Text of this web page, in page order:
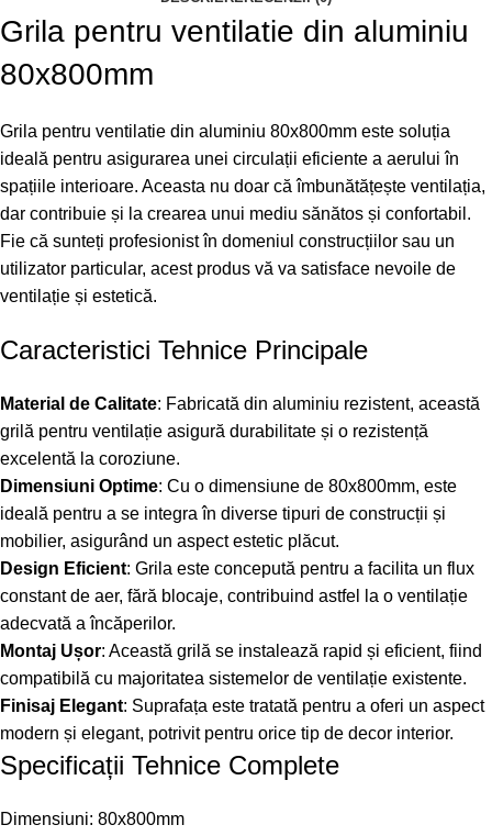
Grila pentru ventilatie din aluminiu
80x800mm
Grila pentru ventilatie din aluminiu 80x800mm este soluția
ideală pentru asigurarea unei circulații eficiente a aerului în
spațiile interioare. Aceasta nu doar că îmbunătățește ventilația,
dar contribuie și la crearea unui mediu sănătos și confortabil.
Fie că sunteți profesionist în domeniul construcțiilor sau un
utilizator particular, acest produs vă va satisface nevoile de
ventilație și estetică.
Caracteristici Tehnice Principale
Material de Calitate: Fabricată din aluminiu rezistent, această
grilă pentru ventilație asigură durabilitate și o rezistență
excelentă la coroziune.
Dimensiuni Optime: Cu o dimensiune de 80x800mm, este
ideală pentru a se integra în diverse tipuri de construcții și
mobilier, asigurând un aspect estetic plăcut.
Design Eficient: Grila este concepută pentru a facilita un flux
constant de aer, fără blocaje, contribuind astfel la o ventilație
adecvată a încăperilor.
Montaj Ușor: Această grilă se instalează rapid și eficient, fiind
compatibilă cu majoritatea sistemelor de ventilație existente.
Finisaj Elegant: Suprafața este tratată pentru a oferi un aspect
modern și elegant, potrivit pentru orice tip de decor interior.
Specificații Tehnice Complete
Dimensiuni: 80x800mm